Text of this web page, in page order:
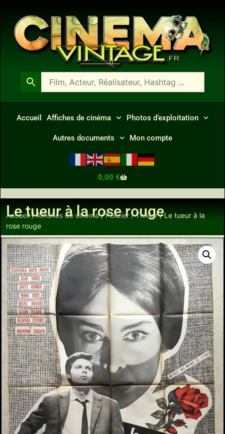
Accueil Affiches de cinéma Photos d’exploitation
Autres documents Mon compte
0,00 €
Le tueur à la rose rouge
Accueil/Affiches de cinéma/Policier / Thriller/ Le tueur à la
rose rouge